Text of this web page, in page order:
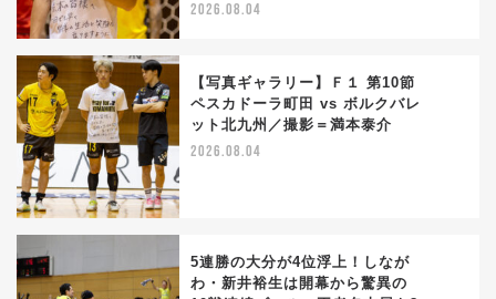
2026.08.04
【写真ギャラリー】Ｆ１ 第10節
ペスカドーラ町田 vs ボルクバレ
ット北九州／撮影＝満本泰介
2026.08.04
5連勝の大分が4位浮上！しなが
わ・新井裕生は開幕から驚異の